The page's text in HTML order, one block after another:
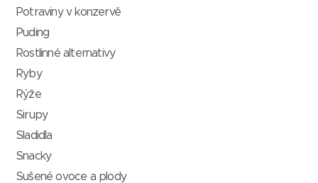
Potraviny v konzervě
Puding
Rostlinné alternativy
Ryby
Rýže
Sirupy
Sladidla
Snacky
Sušené ovoce a plody